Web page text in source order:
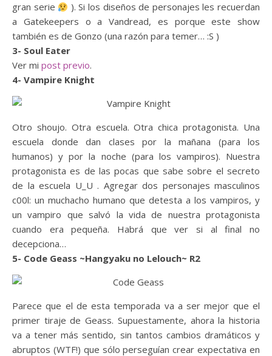
gran serie
). Si los diseños de personajes les recuerdan
a Gatekeepers o a Vandread, es porque este show
también es de Gonzo (una razón para temer… :S )
3- Soul Eater
Ver mi post previo.
4- Vampire Knight
Otro shoujo. Otra escuela. Otra chica protagonista. Una
escuela donde dan clases por la mañana (para los
humanos) y por la noche (para los vampiros). Nuestra
protagonista es de las pocas que sabe sobre el secreto
de la escuela U_U . Agregar dos personajes masculinos
c00l: un muchacho humano que detesta a los vampiros, y
un vampiro que salvó la vida de nuestra protagonista
cuando era pequeña. Habrá que ver si al final no
decepciona…
5- Code Geass ~Hangyaku no Lelouch~ R2
Parece que el de esta temporada va a ser mejor que el
primer tiraje de Geass. Supuestamente, ahora la historia
va a tener más sentido, sin tantos cambios dramáticos y
abruptos (WTF!) que sólo perseguían crear expectativa en